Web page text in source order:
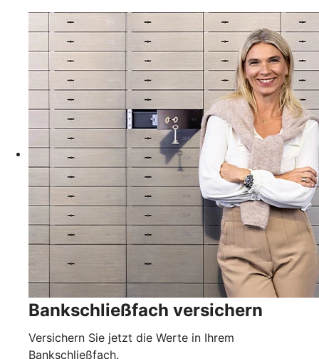
Bankschließfach versichern
Versichern Sie jetzt die Werte in Ihrem
Bankschließfach.